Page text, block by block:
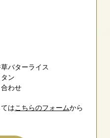
バターライス
ン
わせ
はこちらのフォームから